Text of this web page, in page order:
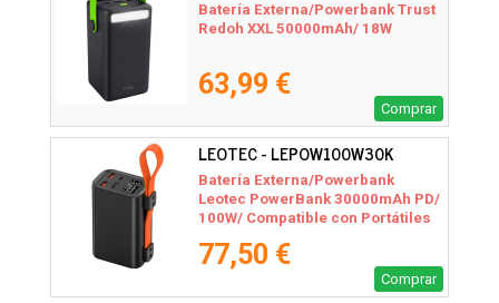
Batería Externa/Powerbank Trust
Redoh XXL 50000mAh/ 18W
63,99 €
Comprar
LEOTEC - LEPOW100W30K
Batería Externa/Powerbank
Leotec PowerBank 30000mAh PD/
100W/ Compatible con Portátiles
77,50 €
Comprar